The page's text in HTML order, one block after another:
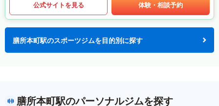
公式サイトを見る 体験・相談予約
膳所本町駅のスポーツジムを目的別に探す
膳所本町駅のパーソナルジムを探す